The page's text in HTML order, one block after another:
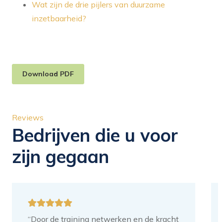
Wat zijn de drie pijlers van duurzame
inzetbaarheid?
Download PDF
Reviews
Bedrijven die u voor
zijn gegaan
“Door de training netwerken en de kracht